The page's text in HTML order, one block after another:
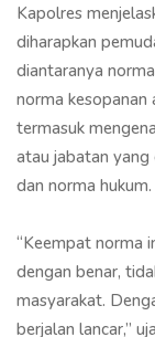
Kapolres
diharapkan
diantaranya
norma kesopanan
termasuk
atau jabatan yang
dan norma hukum.
“Keempat norma
dengan benar,
masyarakat.
berjalan lancar,”